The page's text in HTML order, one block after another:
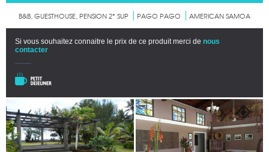
B&B, GUESTHOUSE, PENSION 2* SUP PAGO PAGO AMERICAN SAMOA
Si vous souhaitez connaitre le prix de ce produit merci de nous
contacter